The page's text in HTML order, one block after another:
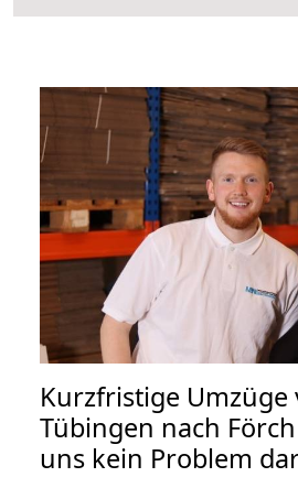
Kurzfristige Umzüge
Tübingen nach
uns kein Problem